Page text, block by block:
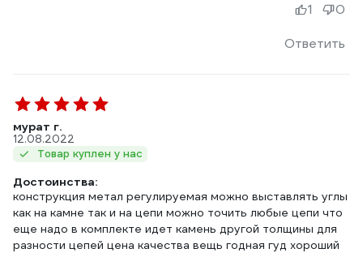
Ответить
1 0
мурат г.
12.08.2022
Товар куплен у нас
Достоинства:
конструкция метал регулируемая можно выставлять углы
как на камне так и на цепи можно точить любые цепи что
еще надо в комплекте идет камень другой толщины для
разности цепей цена качества вещь годная гуд хороший